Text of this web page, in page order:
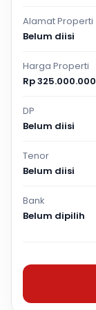
Alamat Properti
Belum diisi
Harga Properti
Rp 325.000.000
DP
Belum diisi
Tenor
Belum diisi
Bank
Belum dipilih